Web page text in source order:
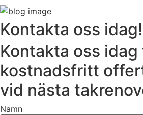
Kontakta oss idag!
Kontakta oss
kostnadsfritt
vid nästa
Namn